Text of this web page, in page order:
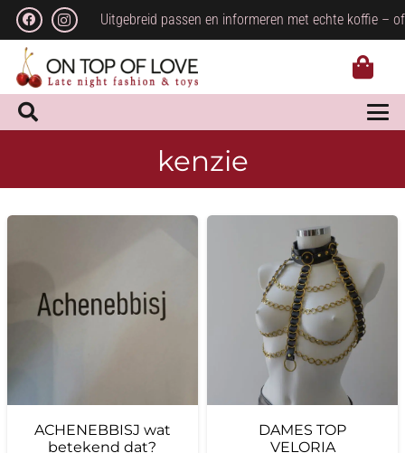
Uitgebreid passen en informeren met echte koffie –
kenzie
ACHENEBBISJ wat
betekend dat?
DAMES TOP
VELORIA